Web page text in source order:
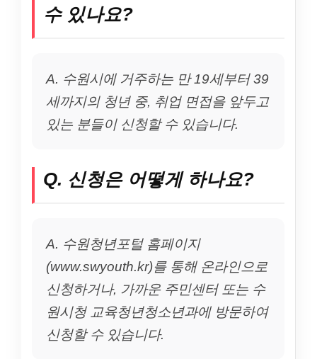
수 있나요?
A. 수원시에 거주하는 만 19세부터 39
세까지의 청년 중, 취업 면접을 앞두고
있는 분들이 신청할 수 있습니다.
Q. 신청은 어떻게 하나요?
A. 수원청년포털 홈페이지
(www.swyouth.kr)를 통해 온라인으로
신청하거나, 가까운 주민센터 또는 수
원시청 교육청년청소년과에 방문하여
신청할 수 있습니다.